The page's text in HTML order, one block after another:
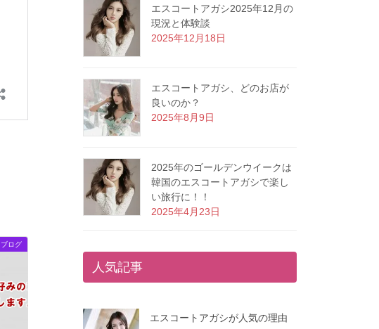
ブログ
エスコートアガシ2025年12月の
現況と体験談
2025年12月18日
エスコートアガシ、どのお店が
良いのか？
2025年8月9日
2025年のゴールデンウイークは
韓国のエスコートアガシで楽し
い旅行に！！
2025年4月23日
人気記事
エスコートアガシが人気の理由